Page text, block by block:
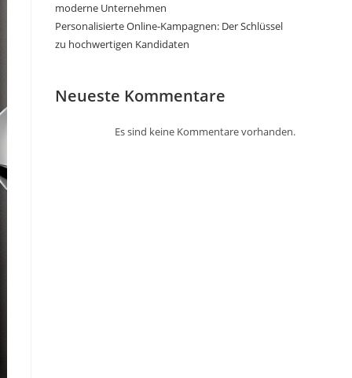
moderne Unternehmen
Personalisierte Online-Kampagnen: Der Schlüssel
zu hochwertigen Kandidaten
Neueste Kommentare
Es sind keine Kommentare vorhanden.